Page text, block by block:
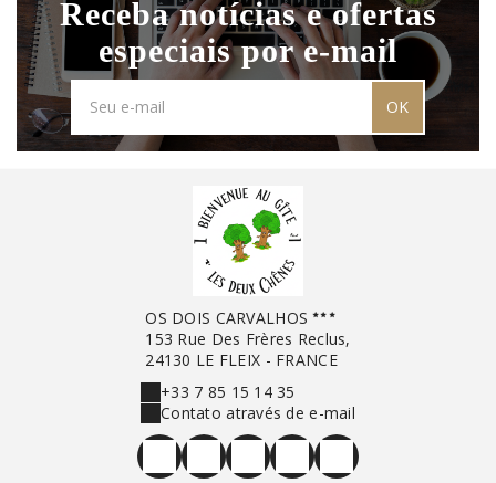
Receba notícias e ofertas
especiais por e-mail
OK
OS DOIS CARVALHOS
153 Rue Des Frères Reclus,
24130 LE FLEIX - FRANCE
+33 7 85 15 14 35
Contato através de e-mail